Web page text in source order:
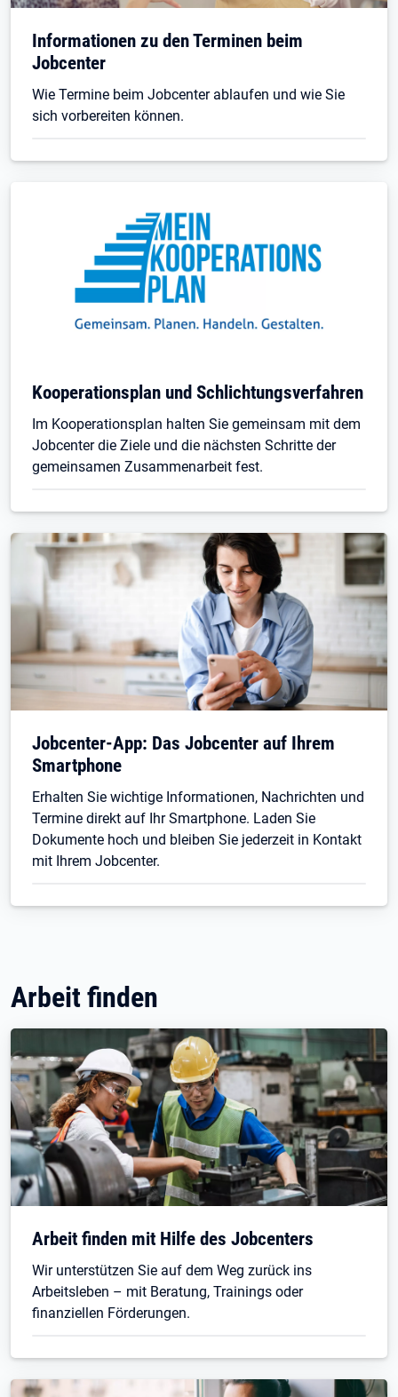
Informationen zu den Terminen beim
Jobcenter
Wie Termine beim Jobcenter ablaufen und wie Sie
sich vorbereiten können.
Kooperationsplan und Schlichtungsverfahren
Im Kooperationsplan halten Sie gemeinsam mit dem
Jobcenter die Ziele und die nächsten Schritte der
gemeinsamen Zusammenarbeit fest.
Jobcenter-App: Das Jobcenter auf Ihrem
Smartphone
Erhalten Sie wichtige Informationen, Nachrichten und
Termine direkt auf Ihr Smartphone. Laden Sie
Dokumente hoch und bleiben Sie jederzeit in Kontakt
mit Ihrem Jobcenter.
Arbeit finden
Arbeit finden mit Hilfe des Jobcenters
Wir unterstützen Sie auf dem Weg zurück ins
Arbeitsleben – mit Beratung, Trainings oder
finanziellen Förderungen.